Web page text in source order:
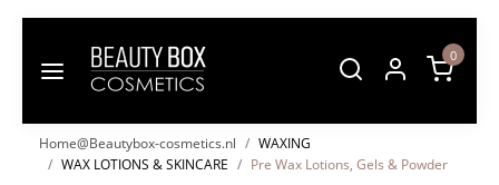
0
Home@Beautybox-cosmetics.nl
WAXING
WAX LOTIONS & SKINCARE
Pre Wax Lotions, Gels & Powder